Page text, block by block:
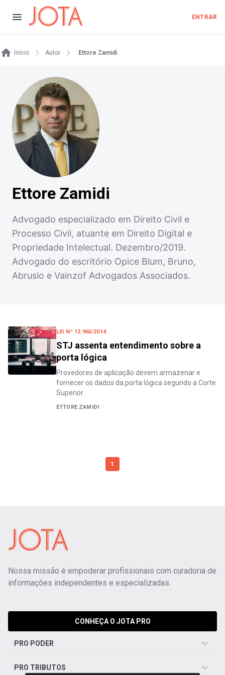
ENTRAR
Início Autor Ettore Zamidi
Ettore Zamidi
Advogado especializado em Direito Civil e
Processo Civil, atuante em Direito Digital e
Propriedade Intelectual. Dezembro/2019.
Advogado do escritório Opice Blum, Bruno,
Abrusio e Vainzof Advogados Associados.
LEI Nº 12.965/2014
STJ assenta entendimento sobre a
porta lógica
Provedores de aplicação devem armazenar e
fornecer os dados da porta lógica segundo a Corte
Superior
ETTORE ZAMIDI
1
Nossa missão é empoderar profissionais com curadoria de
informações independentes e especializadas.
CONHEÇA O JOTA PRO
PRO PODER
PRO TRIBUTOS